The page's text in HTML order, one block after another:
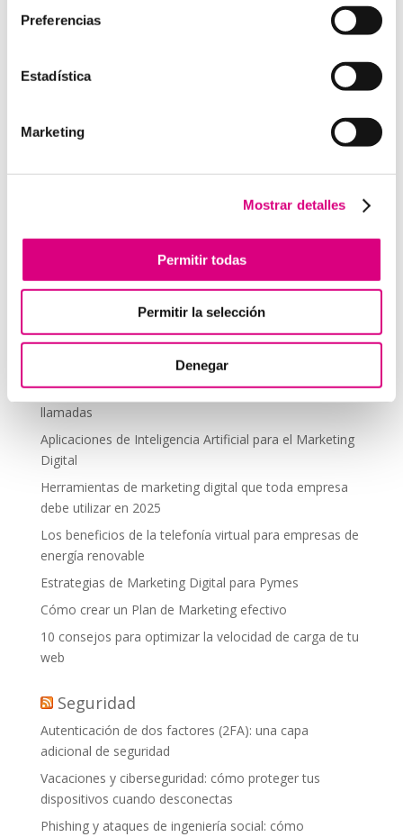
Preferencias
Estadística
Marketing
Mostrar detalles
Permitir todas
Permitir la selección
Denegar
para publicar un
comentario.
Telefonía virtual para el trabajo remoto: comunícate
desde donde estés
Tendencias actuales en marketing y publicidad que
debes aplicar en tu plan de marketing
Centralitas virtuales: una solución para la gestión de
llamadas
Aplicaciones de Inteligencia Artificial para el Marketing
Digital
Herramientas de marketing digital que toda empresa
debe utilizar en 2025
Los beneficios de la telefonía virtual para empresas de
energía renovable
Estrategias de Marketing Digital para Pymes
Cómo crear un Plan de Marketing efectivo
10 consejos para optimizar la velocidad de carga de tu
web
Seguridad
Autenticación de dos factores (2FA): una capa
adicional de seguridad
Vacaciones y ciberseguridad: cómo proteger tus
dispositivos cuando desconectas
Phishing y ataques de ingeniería social: cómo